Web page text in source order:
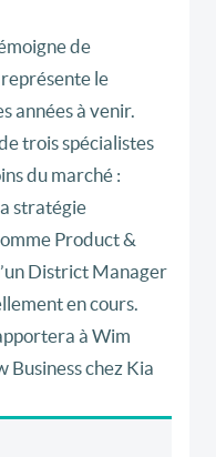
de
le
années à venir.
trois spécialistes
du marché :
stratégie
Product &
District Manager
en cours.
à Wim
Business chez Kia